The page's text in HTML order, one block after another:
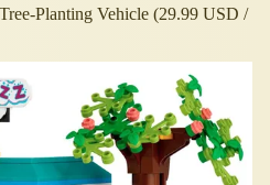
Planting Vehicle (29.99 USD /